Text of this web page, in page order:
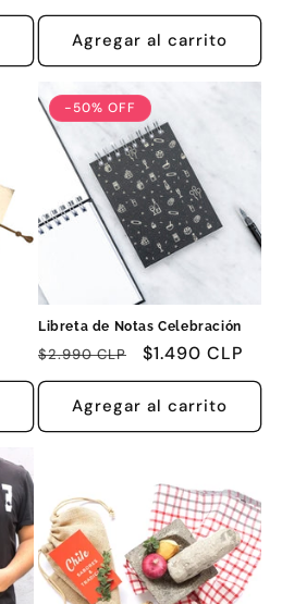
Agregar al carrito
-50% OFF
Libreta de Notas Celebración
Precio
habitual
$2.990 CLP
Precio
de
oferta
$1.490 CLP
Agregar al carrito